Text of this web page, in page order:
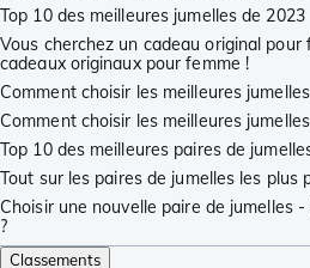
Top 10 des meilleures jumelles de 2023
Vous cherchez un cadeau original pour
cadeaux originaux pour femme !
Comment choisir les meilleures
Comment choisir les meilleures
Top 10 des meilleures paires de
Tout sur les paires de jumelles les plus
Choisir une nouvelle paire de jumelles
?
Classements